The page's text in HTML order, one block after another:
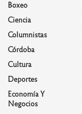
Boxeo
Ciencia
Columnistas
Córdoba
Cultura
Deportes
Economía Y
Negocios